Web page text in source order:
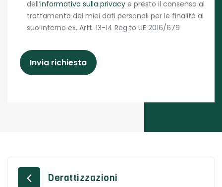
dell’informativa sulla privacy e presto il consenso al
trattamento dei miei dati personali per le finalità al
suo interno ex. Artt. 13-14 Reg.to UE 2016/679
Derattizzazioni